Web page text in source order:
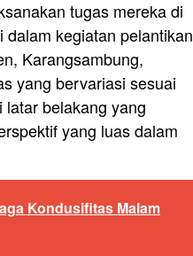
tugas mereka di
kegiatan pelantikan
Karangsambung,
yang bervariasi sesuai
belakang yang
yang luas dalam
Kondusifitas Malam